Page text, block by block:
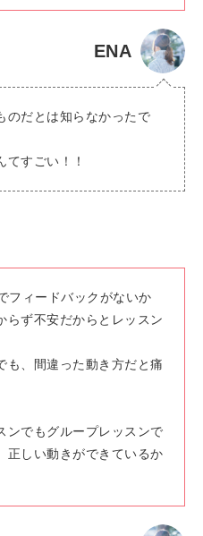
ENA
のだとは知らなかったで
すごい！！
フィードバックがないか
らず不安だからとレッスン
も、間違った動き方だと痛
ンでもグループレッスンで
正しい動きができているか